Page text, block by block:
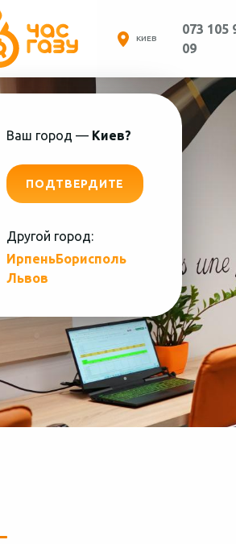
КИЕВ
Ваш город — Киев?
ПОДТВЕРДИТЕ
Другой город:
ИрпеньБорисполь
Львов
073 105
09